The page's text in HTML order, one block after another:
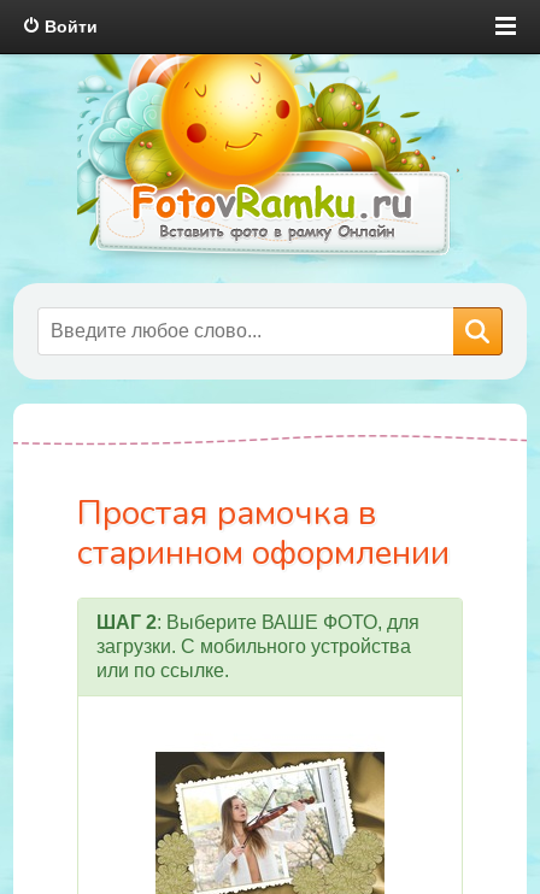
Войти
Простая рамочка в
старинном оформлении
ШАГ 2: Выберите ВАШЕ ФОТО, для
загрузки. С мобильного устройства
или по ссылке.